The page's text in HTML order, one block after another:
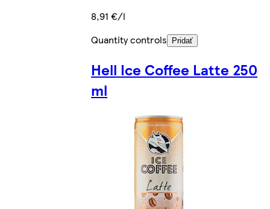
8,91 €/l
Quantity controls
Pridať
Hell Ice Coffee Latte 250
ml